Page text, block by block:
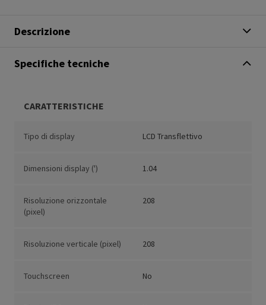
Descrizione
Specifiche tecniche
CARATTERISTICHE
Tipo di display LCD Transflettivo
Dimensioni display (') 1.04
Risoluzione orizzontale
(pixel)
208
Risoluzione verticale (pixel) 208
Touchscreen No